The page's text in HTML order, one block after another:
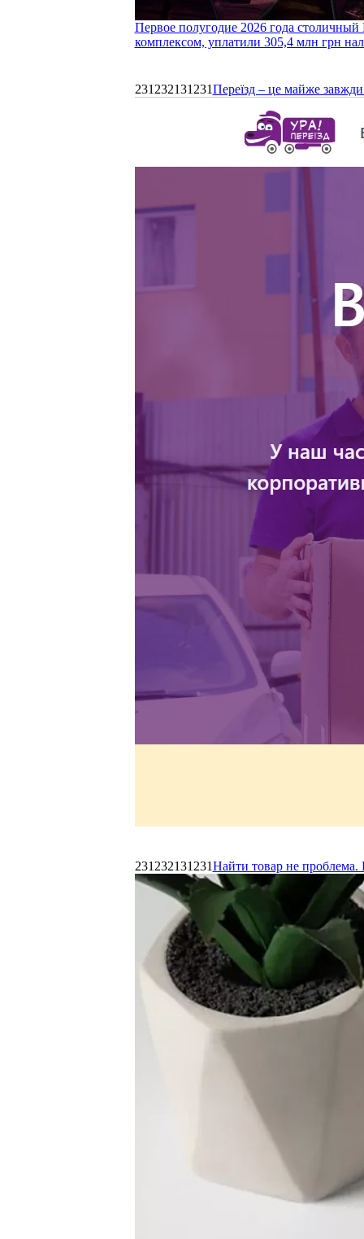
Первое полугодие 2026 года
комплексом, уплатили 305,4 млн грн
231232131231Переїзд – це майже
231232131231Найти товар не проблема.